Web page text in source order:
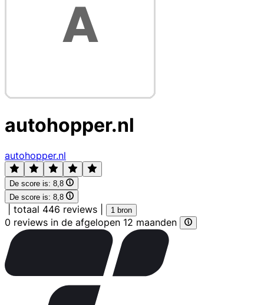
autohopper.nl
autohopper.nl
De score is: 8,8
De score is: 8,8
totaal 446 reviews 1 bron
0 reviews in de afgelopen 12 maanden